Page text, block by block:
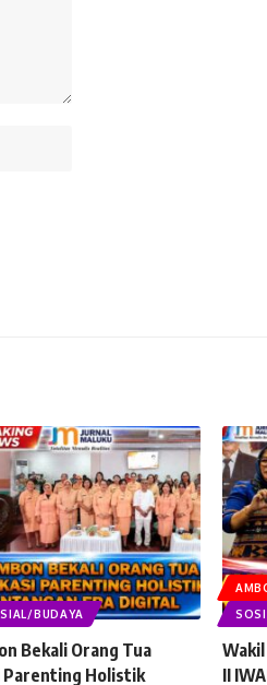
BUDAYA
Bekali Orang Tua
Parenting Holistik
II